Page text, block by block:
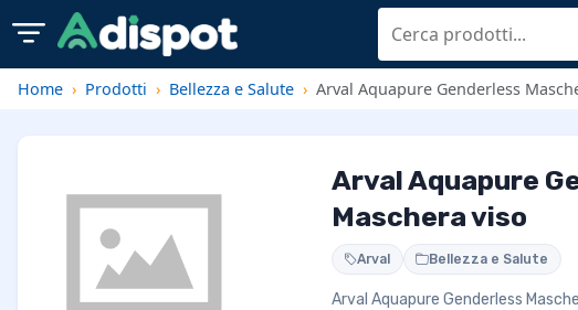
Home Prodotti Bellezza e Salute Arval Aquapure Genderless
Arval Aquapure
Maschera viso
Arval Bellezza e Salute
Arval Aquapure Genderless